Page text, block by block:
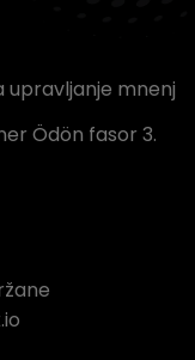
upravljanje mnenj
Ödön fasor 3.